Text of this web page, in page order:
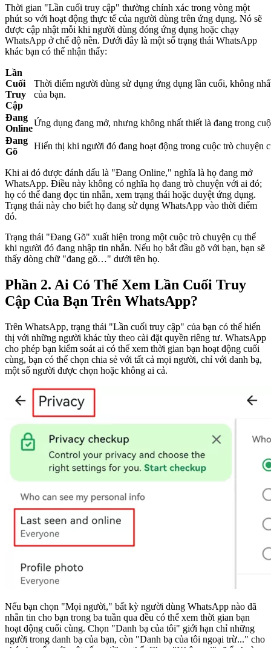
Thời gian "Lần cuối truy cập" thường chính xác trong vòng một
phút so với hoạt động thực tế của người dùng trên ứng dụng. Nó sẽ
được cập nhật mỗi khi người dùng đóng ứng dụng hoặc chạy
WhatsApp ở chế độ nền. Dưới đây là một số trạng thái WhatsApp
khác bạn có thể nhận thấy:
Lần
Cuối
Truy
Cập
Thời điểm người dùng sử dụng ứng dụng lần cuối, không
của bạn.
Đang
Online
Ứng dụng đang mở, nhưng không nhất thiết là đang trong
Đang
Gõ
Hiển thị khi người đó đang hoạt động trong cuộc trò chuyện
Khi ai đó được đánh dấu là "Đang Online," nghĩa là họ đang mở
WhatsApp. Điều này không có nghĩa họ đang trò chuyện với ai đó;
họ có thể đang đọc tin nhắn, xem trạng thái hoặc duyệt ứng dụng.
Trạng thái này cho biết họ đang sử dụng WhatsApp vào thời điểm
đó.
Trạng thái "Đang Gõ" xuất hiện trong một cuộc trò chuyện cụ thể
khi người đó đang nhập tin nhắn. Nếu họ bắt đầu gõ với bạn, bạn sẽ
thấy dòng chữ "đang gõ…" dưới tên họ.
Phần 2. Ai Có Thể Xem Lần Cuối Truy
Cập Của Bạn Trên WhatsApp?
Trên WhatsApp, trạng thái "Lần cuối truy cập" của bạn có thể hiển
thị với những người khác tùy theo cài đặt quyền riêng tư. WhatsApp
cho phép bạn kiểm soát ai có thể xem thời gian bạn hoạt động cuối
cùng, bạn có thể chọn chia sẻ với tất cả mọi người, chỉ với danh bạ,
một số người được chọn hoặc không ai cả.
Nếu bạn chọn "Mọi người," bất kỳ người dùng WhatsApp nào đã
nhắn tin cho bạn trong ba tuần qua đều có thể xem thời gian bạn
hoạt động cuối cùng. Chọn "Danh bạ của tôi" giới hạn chỉ những
người trong danh bạ của bạn, còn "Danh bạ của tôi ngoại trừ..." cho